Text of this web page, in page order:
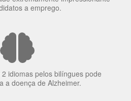
de emprego consideram o
a emprego.